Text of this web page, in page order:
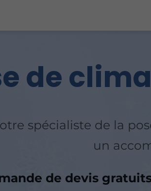
de
spécialiste de la
un
de devis